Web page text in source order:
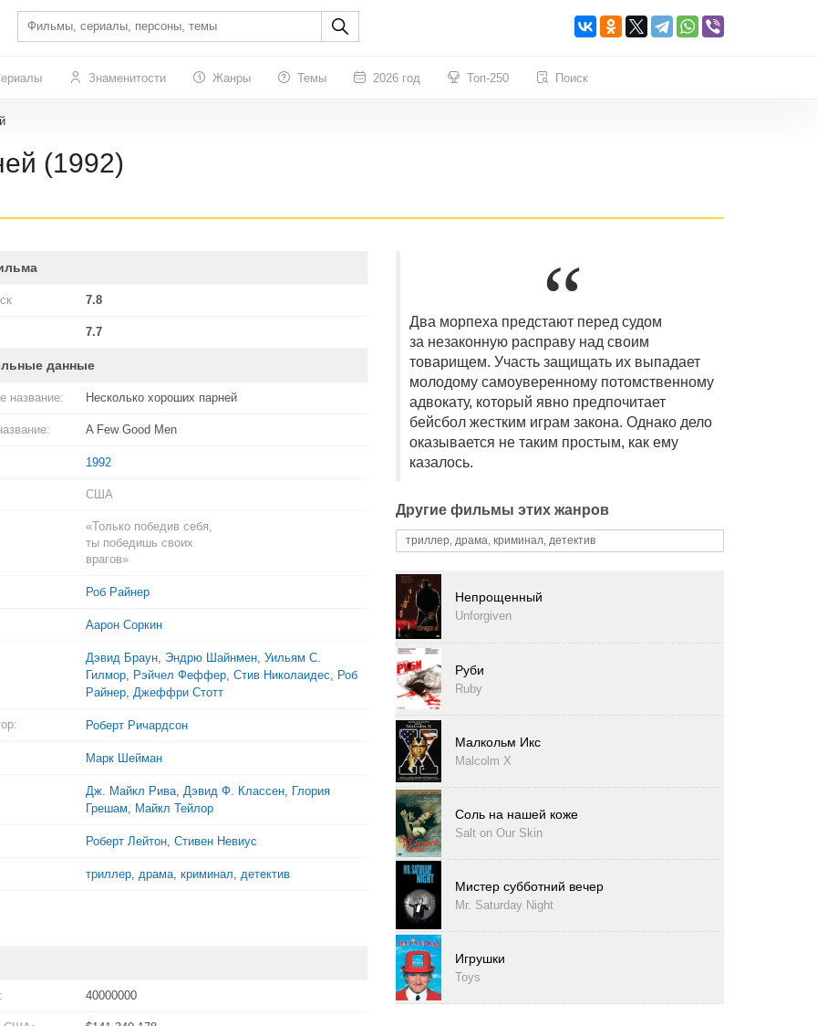
Знаменитости Жанры Темы 2026 год Топ-250 Поиск
(1992)
7.8
7.7
данные
название: Несколько хороших парней
A Few Good Men
1992
США
«Только победив себя,
ты победишь своих
врагов»
Роб Райнер
Аарон Соркин
Дэвид Браун, Эндрю Шайнмен, Уильям С.
Гилмор, Рэйчел Феффер, Стив Николаидес, Роб
Райнер, Джеффри Стотт
Роберт Ричардсон
Марк Шейман
Дж. Майкл Рива, Дэвид Ф. Классен, Глория
Грешам, Майкл Тейлор
Роберт Лейтон, Стивен Невиус
триллер, драма, криминал, детектив
40000000
Два морпеха предстают перед судом
за незаконную расправу над своим
товарищем. Участь защищать их выпадает
молодому самоуверенному потомственному
адвокату, который явно предпочитает
бейсбол жестким играм закона. Однако дело
оказывается не таким простым, как ему
казалось.
Другие фильмы этих жанров
триллер, драма, криминал, детектив
Непрощенный
Unforgiven
Руби
Ruby
Малкольм Икс
Malcolm X
Соль на нашей коже
Salt on Our Skin
Мистер субботний вечер
Mr. Saturday Night
Игрушки
Toys